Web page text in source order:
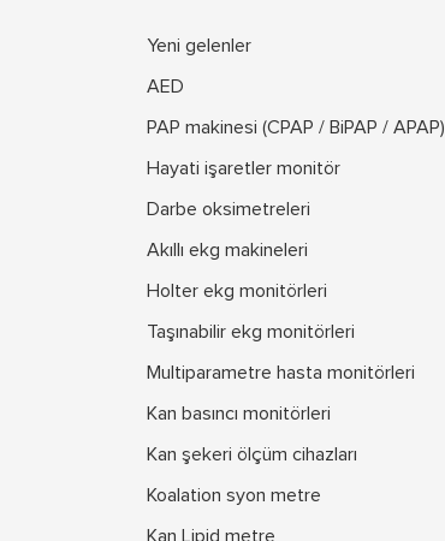
Yeni gelenler
AED
PAP makinesi (CPAP / BiPAP / APAP)
Hayati işaretler monitör
Darbe oksimetreleri
Akıllı ekg makineleri
Holter ekg monitörleri
Taşınabilir ekg monitörleri
Multiparametre hasta monitörleri
Kan basıncı monitörleri
Kan şekeri ölçüm cihazları
Koalation syon metre
Kan Lipid metre